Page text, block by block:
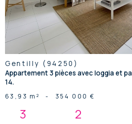
Gentilly (94250)
Appartement 3 pièces avec loggia et
14.
63,93 m² - 354 000 €
3 2